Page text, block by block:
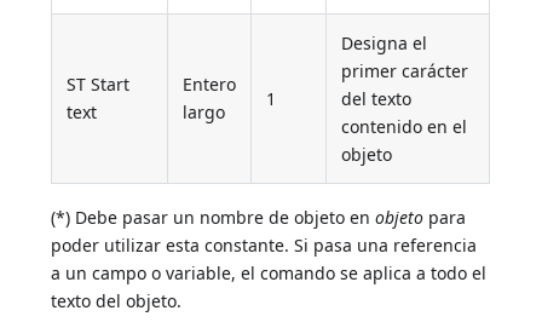
ST Start
text
Entero
largo
1
Designa el
primer carácter
del texto
contenido en el
objeto
(*) Debe pasar un nombre de objeto enobjeto para
poder utilizar esta constante. Si pasa una referencia
a un campo o variable, el comando se aplica a todo el
texto del objeto.